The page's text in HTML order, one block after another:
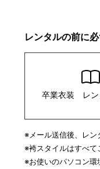
レンタルの前に
卒業衣装 レン
※メール送信後、レン
※袴スタイルはすべて
※お使いのパソコン環